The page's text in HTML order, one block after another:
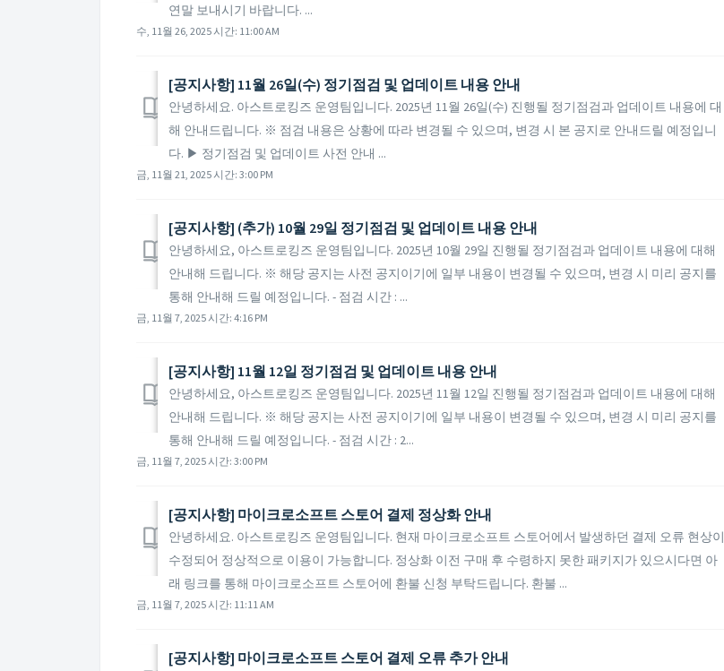
연말 보내시기 바랍니다. ...
수, 11월 26, 2025 시간: 11:00 AM
[공지사항] 11월 26일(수) 정기점검 및 업데이트 내용 안내
안녕하세요. 아스트로킹즈 운영팀입니다. 2025년 11월 26일(수) 진행될 정기점검과 업데이트 내용에 대
해 안내드립니다. ※ 점검 내용은 상황에 따라 변경될 수 있으며, 변경 시 본 공지로 안내드릴 예정입니
다. ▶ 정기점검 및 업데이트 사전 안내 ...
금, 11월 21, 2025 시간: 3:00 PM
[공지사항] (추가) 10월 29일 정기점검 및 업데이트 내용 안내
안녕하세요, 아스트로킹즈 운영팀입니다. 2025년 10월 29일 진행될 정기점검과 업데이트 내용에 대해
안내해 드립니다. ※ 해당 공지는 사전 공지이기에 일부 내용이 변경될 수 있으며, 변경 시 미리 공지를
통해 안내해 드릴 예정입니다. - 점검 시간 : ...
금, 11월 7, 2025 시간: 4:16 PM
[공지사항] 11월 12일 정기점검 및 업데이트 내용 안내
안녕하세요, 아스트로킹즈 운영팀입니다. 2025년 11월 12일 진행될 정기점검과 업데이트 내용에 대해
안내해 드립니다. ※ 해당 공지는 사전 공지이기에 일부 내용이 변경될 수 있으며, 변경 시 미리 공지를
통해 안내해 드릴 예정입니다. - 점검 시간 : 2...
금, 11월 7, 2025 시간: 3:00 PM
[공지사항] 마이크로소프트 스토어 결제 정상화 안내
안녕하세요. 아스트로킹즈 운영팀입니다. 현재 마이크로소프트 스토어에서 발생하던 결제 오류 현상이
수정되어 정상적으로 이용이 가능합니다. 정상화 이전 구매 후 수령하지 못한 패키지가 있으시다면 아
래 링크를 통해 마이크로소프트 스토어에 환불 신청 부탁드립니다. 환불 ...
금, 11월 7, 2025 시간: 11:11 AM
[공지사항] 마이크로소프트 스토어 결제 오류 추가 안내